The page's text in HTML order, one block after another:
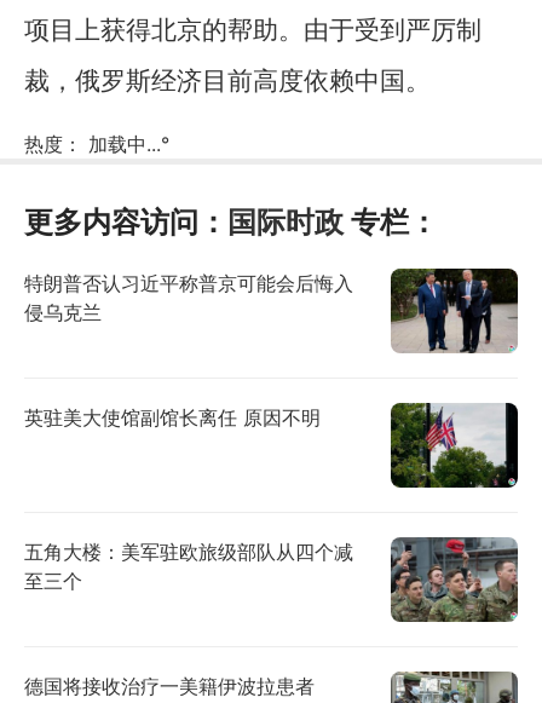
项目上获得北京的帮助。由于受到严厉制
裁，俄罗斯经济目前高度依赖中国。
热度： 加载中...°
更多内容访问： 国际时政 专栏：
特朗普否认习近平称普京可能会后悔入
侵乌克兰
英驻美大使馆副馆长离任 原因不明
五角大楼：美军驻欧旅级部队从四个减
至三个
德国将接收治疗一美籍伊波拉患者